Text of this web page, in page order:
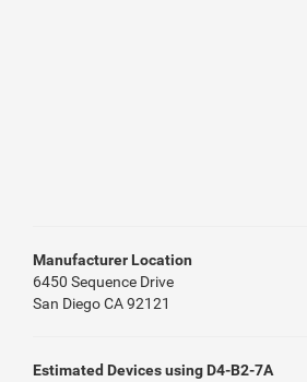
Manufacturer Location
6450 Sequence Drive
San Diego CA 92121
Estimated Devices using D4-B2-7A